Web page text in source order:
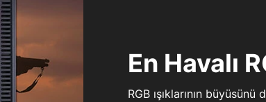
En Havalı
RGB ışıklarının